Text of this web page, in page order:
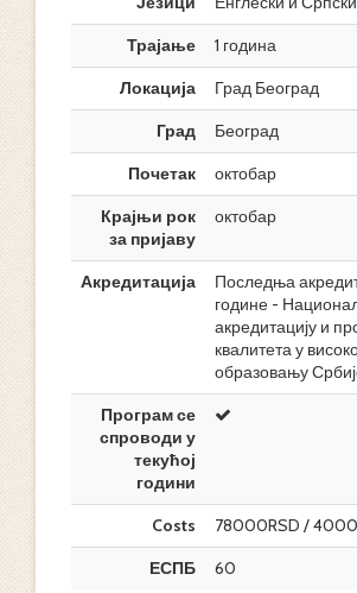
Трајање
1 година
Локација
Град Београд
Град
Београд
Почетак
октобар
Крајњи рок
за пријаву
октобар
Акредитација
Последња
године -
акредитацију и
квалитета у
образовању
Програм се
спроводи у
текућој
години
Costs
78000RSD /
ЕСПБ
60